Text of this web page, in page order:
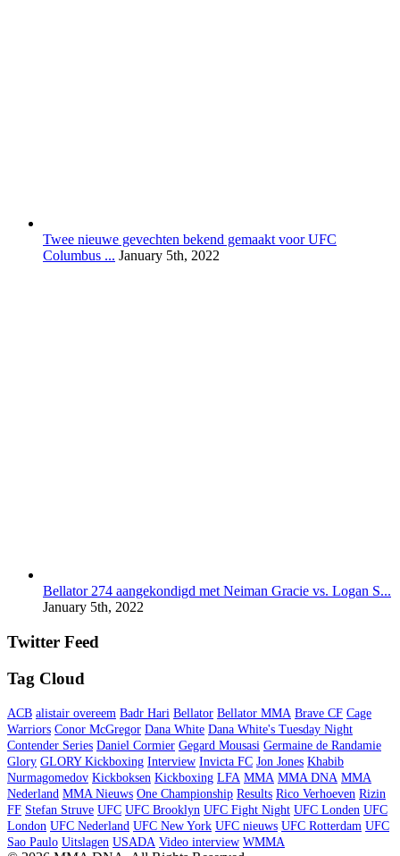
Twee nieuwe gevechten bekend gemaakt voor UFC
Columbus ... January 5th, 2022
Bellator 274 aangekondigd met Neiman Gracie vs. Logan S...
January 5th, 2022
Twitter Feed
Tag Cloud
ACB alistair overeem Badr Hari Bellator Bellator MMA Brave CF Cage
Warriors Conor McGregor Dana White Dana White's Tuesday Night
Contender Series Daniel Cormier Gegard Mousasi Germaine de Randamie
Glory GLORY Kickboxing Interview Invicta FC Jon Jones Khabib
Nurmagomedov Kickboksen Kickboxing LFA MMA MMA DNA MMA
Nederland MMA Nieuws One Championship Results Rico Verhoeven Rizin
FF Stefan Struve UFC UFC Brooklyn UFC Fight Night UFC Londen UFC
London UFC Nederland UFC New York UFC nieuws UFC Rotterdam UFC
Sao Paulo Uitslagen USADA Video interview WMMA